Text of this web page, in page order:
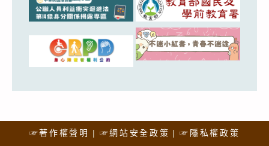
☞著作權聲明 ☞網站安全政策 ☞隱私權政策